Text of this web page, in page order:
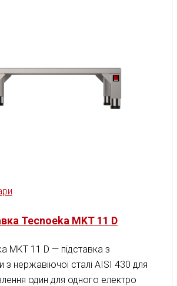
Tecnoeka MKT 11 D
MKT 11 D — підставка з
з нержавіючої сталі AISI 430 для
один для одного електро